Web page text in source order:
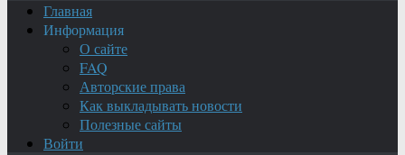
Главная
Информация
О сайте
FAQ
Авторские права
Как выкладывать новости
Полезные сайты
Войти